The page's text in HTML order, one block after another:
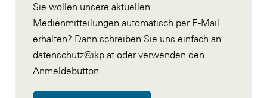
Sie wollen unsere aktuellen
Medienmitteilungen automatisch per E-Mail
erhalten? Dann schreiben Sie uns einfach an
datenschutz@ikp.at oder verwenden den
Anmeldebutton.